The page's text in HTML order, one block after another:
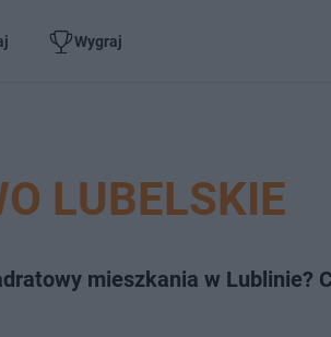
Wygraj
LUBELSKIE
mieszkania w Lublinie?